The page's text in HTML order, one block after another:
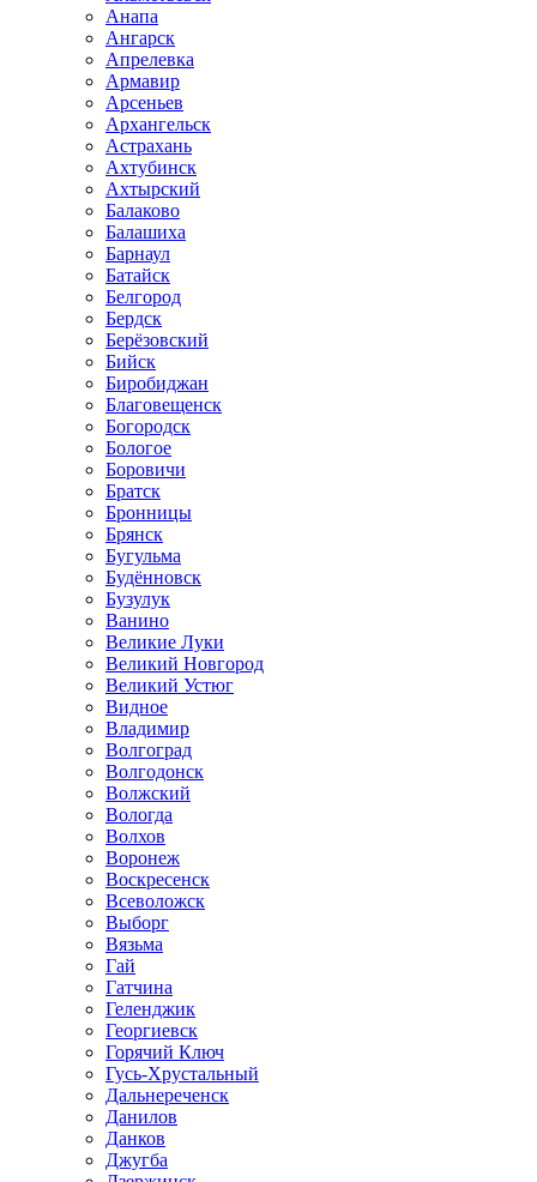
Анапа
Ангарск
Апрелевка
Армавир
Арсеньев
Архангельск
Астрахань
Ахтубинск
Ахтырский
Балаково
Балашиха
Барнаул
Батайск
Белгород
Бердск
Берёзовский
Бийск
Биробиджан
Благовещенск
Богородск
Бологое
Боровичи
Братск
Бронницы
Брянск
Бугульма
Будённовск
Бузулук
Ванино
Великие Луки
Великий Новгород
Великий Устюг
Видное
Владимир
Волгоград
Волгодонск
Волжский
Вологда
Волхов
Воронеж
Воскресенск
Всеволожск
Выборг
Вязьма
Гай
Гатчина
Геленджик
Георгиевск
Горячий Ключ
Гусь-Хрустальный
Дальнереченск
Данилов
Данков
Джугба